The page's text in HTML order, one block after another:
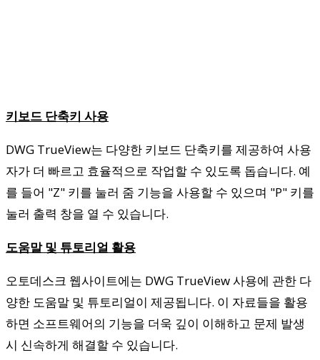
키보드 단축키 사용
DWG TrueView는 다양한 키보드 단축키를 제공하여 사용
자가 더 빠르고 효율적으로 작업할 수 있도록 돕습니다. 예
를 들어 "Z" 키를 눌러 줌 기능을 사용할 수 있으며 "P" 키를
눌러 출력 창을 열 수 있습니다.
도움말 및 튜토리얼 활용
오토데스크 웹사이트에는 DWG TrueView 사용에 관한 다
양한 도움말 및 튜토리얼이 제공됩니다. 이 자료들을 활용
하면 소프트웨어의 기능을 더욱 깊이 이해하고 문제 발생
시 신속하게 해결할 수 있습니다.